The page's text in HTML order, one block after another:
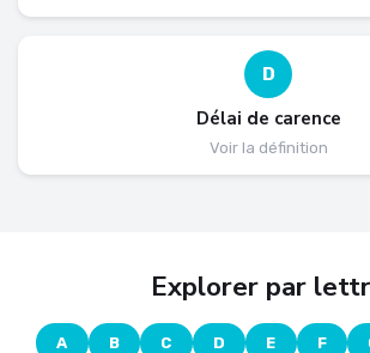
D
Délai de carence
Voir la définition
Explorer par
A B C D E F